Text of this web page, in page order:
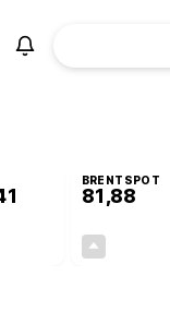
BRENTSPOT
81,88